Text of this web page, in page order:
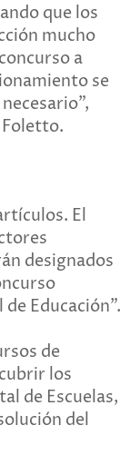
que los
mucho
a
se
El
designados
Educación".
de
los
de Escuelas,
del